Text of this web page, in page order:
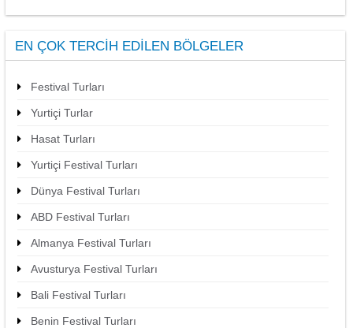
EN ÇOK TERCIH EDILEN BÖLGELER
Festival Turları
Yurtiçi Turlar
Hasat Turları
Yurtiçi Festival Turları
Dünya Festival Turları
ABD Festival Turları
Almanya Festival Turları
Avusturya Festival Turları
Bali Festival Turları
Benin Festival Turları